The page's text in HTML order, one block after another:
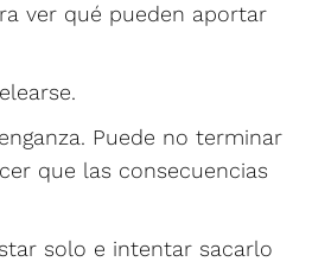
ver qué pueden aportar
Puede no terminar
que las consecuencias
solo e intentar sacarlo